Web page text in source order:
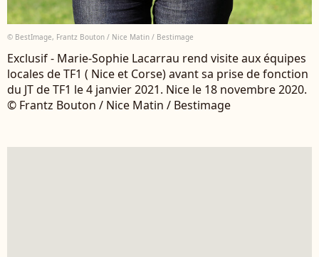
© BestImage, Frantz Bouton / Nice Matin / Bestimage
Exclusif - Marie-Sophie Lacarrau rend visite aux équipes
locales de TF1 ( Nice et Corse) avant sa prise de fonction
du JT de TF1 le 4 janvier 2021. Nice le 18 novembre 2020.
© Frantz Bouton / Nice Matin / Bestimage